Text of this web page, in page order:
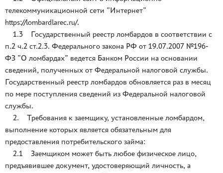
телекоммуникационной сети ”Интернет”
https://lombardlarec.ru/.
1.3 Государственный реестр ломбардов в соответствии с
п.2 ч.2 ст.2.3. Федерального закона РФ от 19.07.2007 №196-
ФЗ ”О ломбардах” ведется Банком России на основании
сведений, полученных от Федеральной налоговой службы.
Государственный реестр ломбардов обновляется раз в месяц
по мере поступления сведений из Федеральной налоговой
службы.
2. Требования к заемщику, установленные ломбардом,
выполнение которых является обязательным для
предоставления потребительского займа:
2.1 Заемщиком может быть любое физическое лицо,
предъявившее документ, удостоверяющий личность, а